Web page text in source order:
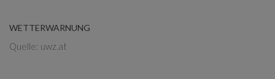
WETTERWARNUNG
Quelle: uwz.at